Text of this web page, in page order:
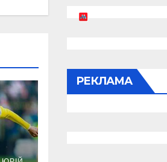
РЕКЛАМА